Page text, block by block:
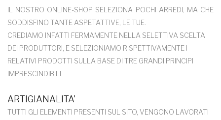
IL NOSTRO ONLINE-SHOP SELEZIONA POCHI ARREDI, MA CHE
SODDISFINO TANTE ASPETATTIVE, LE TUE.
CREDIAMO INFATTI FERMAMENTE NELLA SELETTIVA SCELTA
DEI PRODUTTORI, E SELEZIONIAMO RISPETTIVAMENTE I
RELATIVI PRODOTTI SULLA BASE DI TRE GRANDI PRINCIPI
IMPRESCINDIBILI
ARTIGIANALITA'
TUTTI GLI ELEMENTI PRESENTI SUL SITO, VENGONO LAVORATI